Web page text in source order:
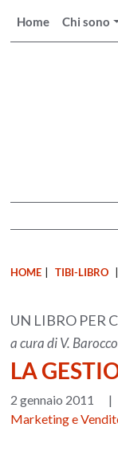
Home Chi sono
HOME TIBI-LIBRO
UN LIBRO PER
a cura di V.
LA
2 gennaio 2011 |
Marketing e